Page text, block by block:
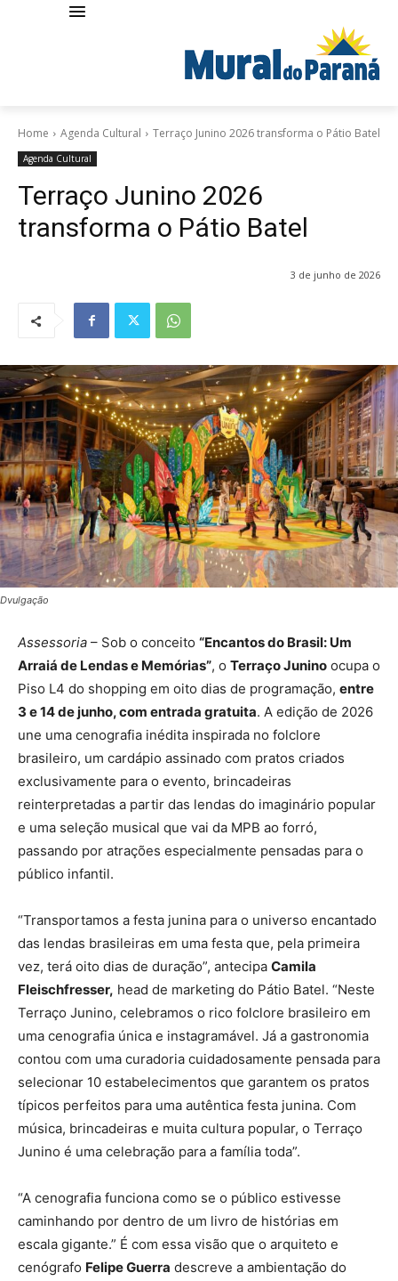
Home Agenda Cultural Terraço Junino 2026 transforma o Pátio Batel
Agenda Cultural
Terraço Junino 2026
transforma o Pátio Batel
3 de junho de 2026
Dvulgação
Assessoria – Sob o conceito “Encantos do Brasil: Um
Arraiá de Lendas e Memórias”, o Terraço Junino ocupa o
Piso L4 do shopping em oito dias de programação, entre
3 e 14 de junho, com entrada gratuita. A edição de 2026
une uma cenografia inédita inspirada no folclore
brasileiro, um cardápio assinado com pratos criados
exclusivamente para o evento, brincadeiras
reinterpretadas a partir das lendas do imaginário popular
e uma seleção musical que vai da MPB ao forró,
passando por atrações especialmente pensadas para o
público infantil.
“Transportamos a festa junina para o universo encantado
das lendas brasileiras em uma festa que, pela primeira
vez, terá oito dias de duração”, antecipa Camila
Fleischfresser, head de marketing do Pátio Batel. “Neste
Terraço Junino, celebramos o rico folclore brasileiro em
uma cenografia única e instagramável. Já a gastronomia
contou com uma curadoria cuidadosamente pensada para
selecionar 10 estabelecimentos que garantem os pratos
típicos perfeitos para uma autêntica festa junina. Com
música, brincadeiras e muita cultura popular, o Terraço
Junino é uma celebração para a família toda”.
“A cenografia funciona como se o público estivesse
caminhando por dentro de um livro de histórias em
escala gigante.” É com essa visão que o arquiteto e
cenógrafo Felipe Guerra descreve a ambientação do